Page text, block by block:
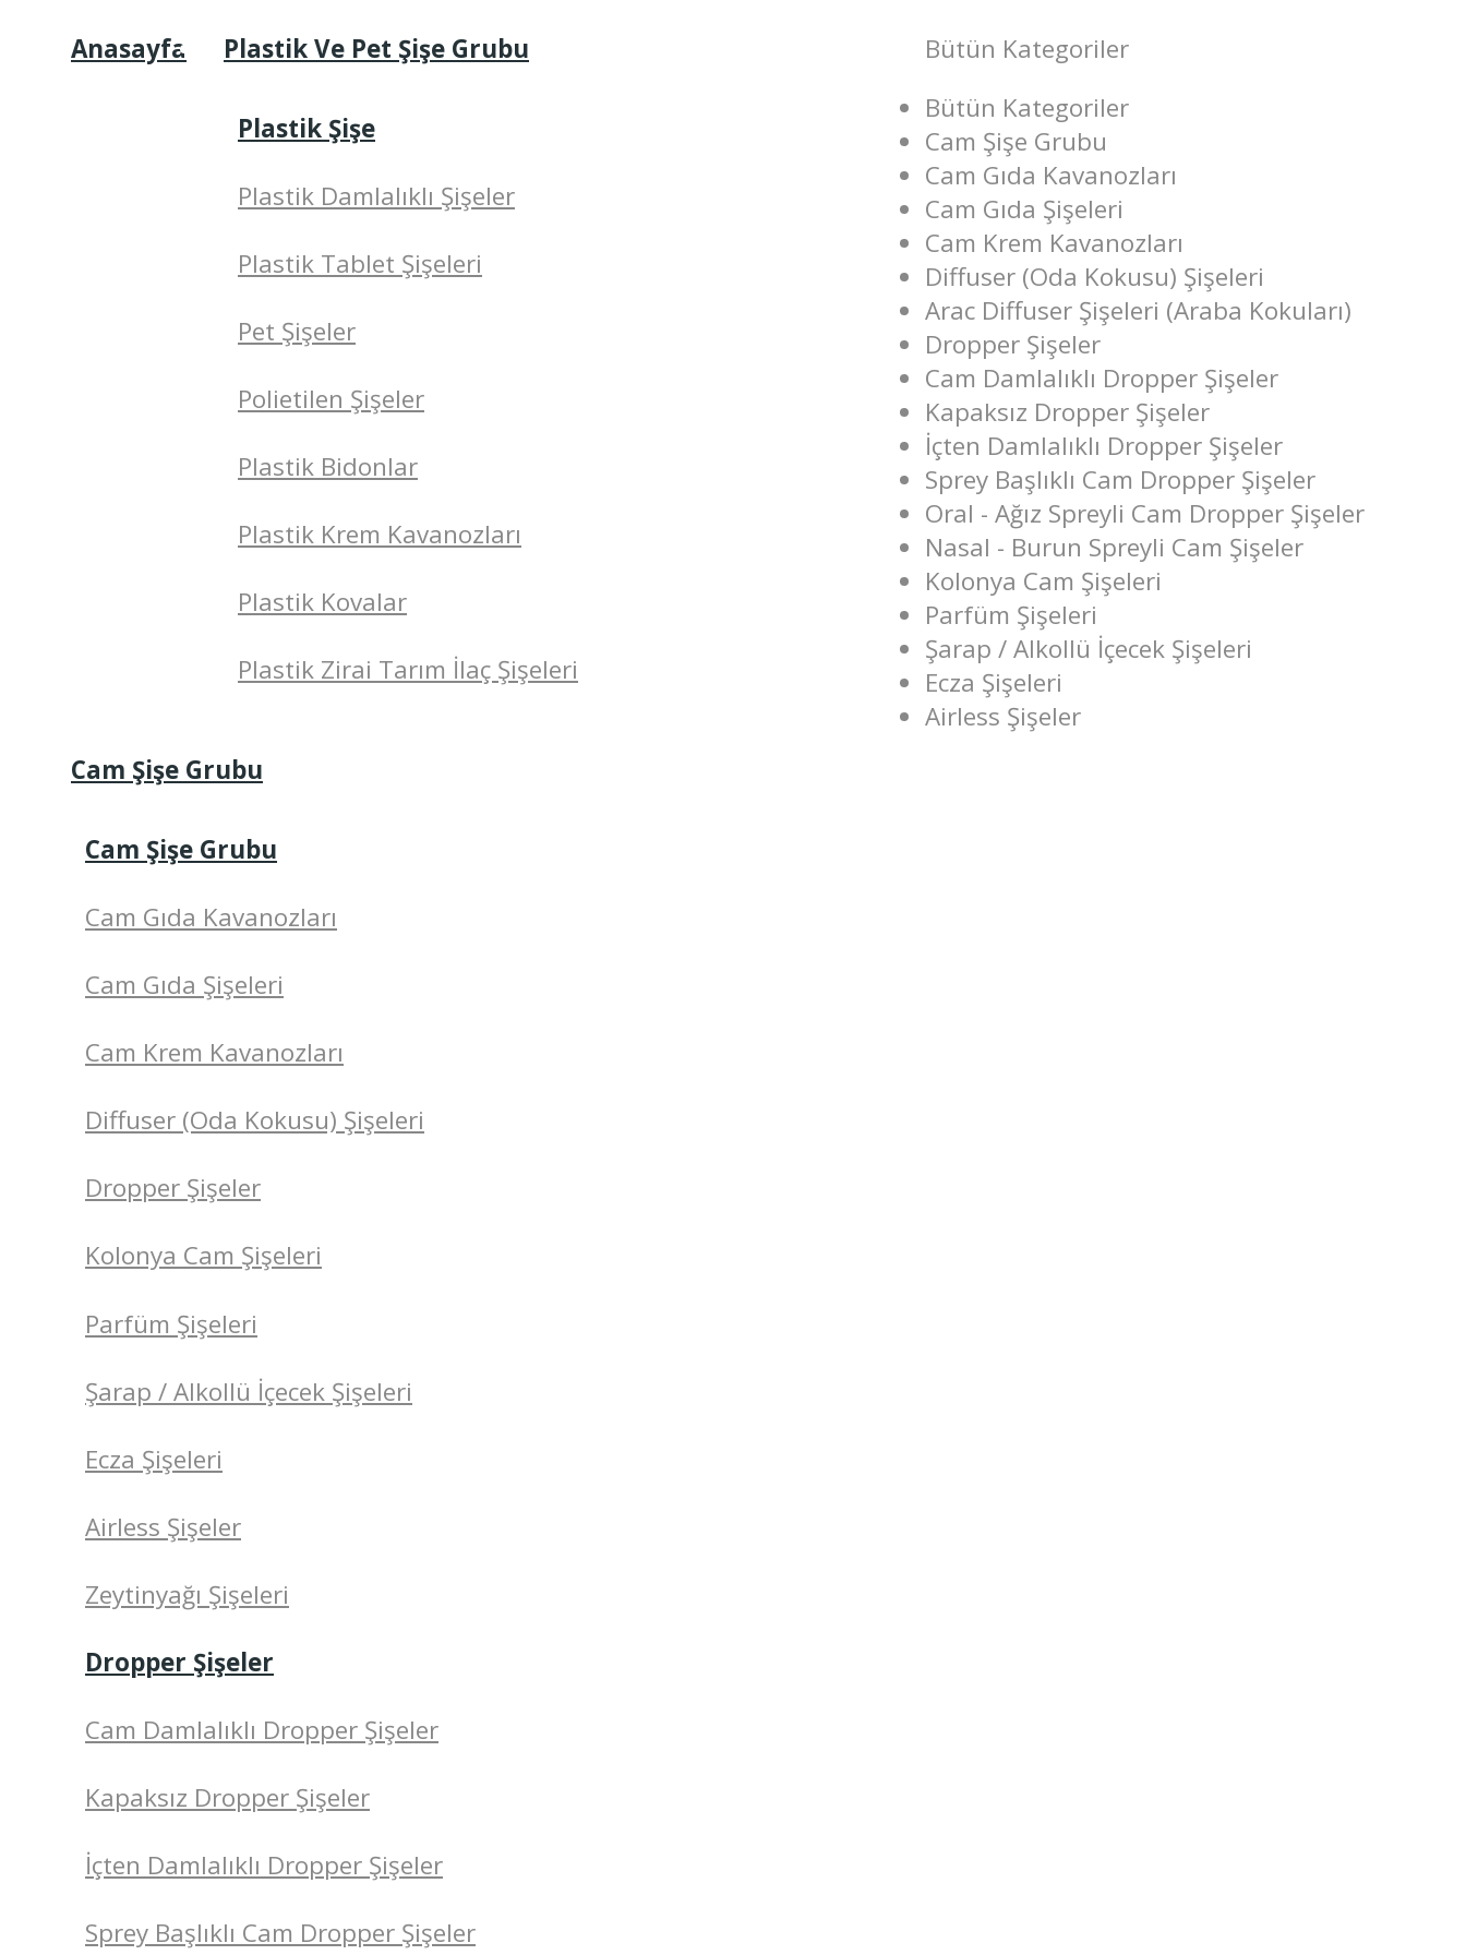
Anasayfa Plastik Ve Pet Şişe Grubu
Plastik Şişe
Plastik Damlalıklı Şişeler
Plastik Tablet Şişeleri
Pet Şişeler
Polietilen Şişeler
Plastik Bidonlar
Plastik Krem Kavanozları
Plastik Kovalar
Plastik Zirai Tarım İlaç Şişeleri
Cam Şişe Grubu
Cam Şişe Grubu
Cam Gıda Kavanozları
Cam Gıda Şişeleri
Cam Krem Kavanozları
Diffuser (Oda Kokusu) Şişeleri
Dropper Şişeler
Kolonya Cam Şişeleri
Parfüm Şişeleri
Şarap / Alkollü İçecek Şişeleri
Ecza Şişeleri
Airless Şişeler
Zeytinyağı Şişeleri
Dropper Şişeler
Cam Damlalıklı Dropper Şişeler
Kapaksız Dropper Şişeler
İçten Damlalıklı Dropper Şişeler
Sprey Başlıklı Cam Dropper Şişeler
Bütün Kategoriler
Bütün Kategoriler
Cam Şişe Grubu
Cam Gıda Kavanozları
Cam Gıda Şişeleri
Cam Krem Kavanozları
Diffuser (Oda Kokusu) Şişeleri
Arac Diffuser Şişeleri (Araba Kokuları)
Dropper Şişeler
Cam Damlalıklı Dropper Şişeler
Kapaksız Dropper Şişeler
İçten Damlalıklı Dropper Şişeler
Sprey Başlıklı Cam Dropper Şişeler
Oral - Ağız Spreyli Cam Dropper Şişeler
Nasal - Burun Spreyli Cam Şişeler
Kolonya Cam Şişeleri
Parfüm Şişeleri
Şarap / Alkollü İçecek Şişeleri
Ecza Şişeleri
Airless Şişeler